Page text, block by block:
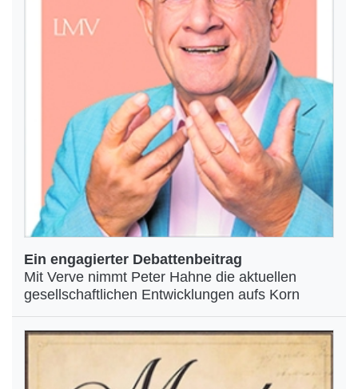
Ein engagierter Debattenbeitrag
Mit Verve nimmt Peter Hahne die aktuellen
gesellschaftlichen Entwicklungen aufs Korn